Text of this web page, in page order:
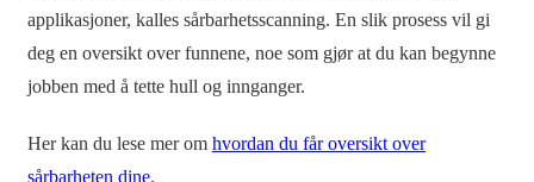
applikasjoner, kalles sårbarhetsscanning. En slik prosess vil gi
deg en oversikt over funnene, noe som gjør at du kan begynne
jobben med å tette hull og innganger.
Her kan du lese mer om hvordan du får oversikt over
sårbarheten dine.